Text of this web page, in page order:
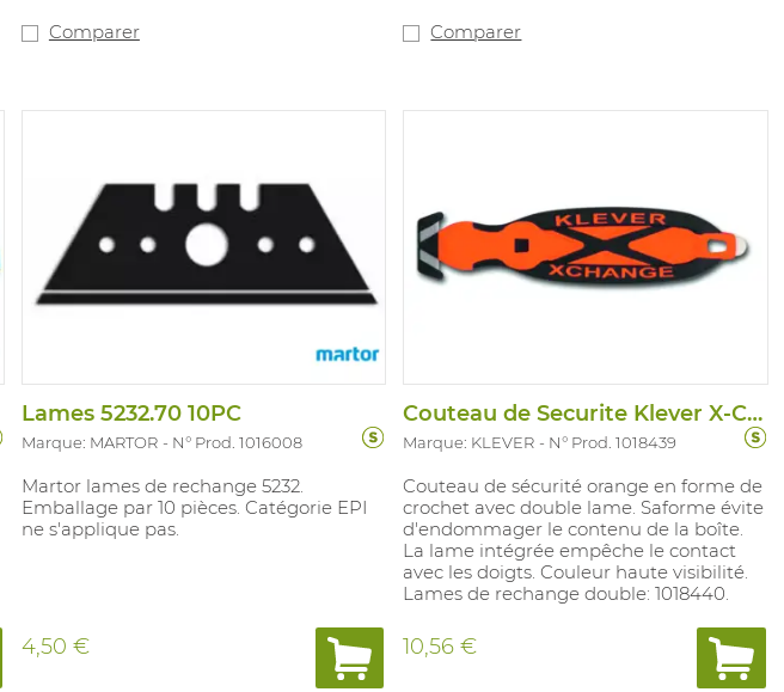
métallique contre l'usure par
sans accessoire. Label de sécurité
Comparer Comparer
Lames 5232.70 10PC
Marque: MARTOR N° Prod. 1016008
Martor lames de rechange 5232.
Emballage par 10 pièces. Catégorie EPI
ne s'applique pas.
4,50 €
Couteau de Securite Klever X-Change Oran
Marque: KLEVER N° Prod. 1018439
Couteau de sécurité orange en forme de
crochet avec double lame. Saforme évite
d'endommager le contenu de la boîte.
La lame intégrée empêche le contact
avec les doigts. Couleur haute visibilité.
Lames de rechange double: 1018440.
10,56 €